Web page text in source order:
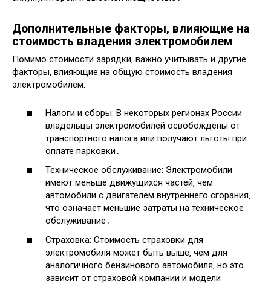
Дополнительные факторы‚ влияющие на
стоимость владения электромобилем
Помимо стоимости зарядки‚ важно учитывать и другие
факторы‚ влияющие на общую стоимость владения
электромобилем:
Налоги и сборы: В некоторых регионах России
владельцы электромобилей освобождены от
транспортного налога или получают льготы при
оплате парковки․
Техническое обслуживание: Электромобили
имеют меньше движущихся частей‚ чем
автомобили с двигателем внутреннего сгорания‚
что означает меньшие затраты на техническое
обслуживание․
Страховка: Стоимость страховки для
электромобиля может быть выше‚ чем для
аналогичного бензинового автомобиля‚ но это
зависит от страховой компании и модели